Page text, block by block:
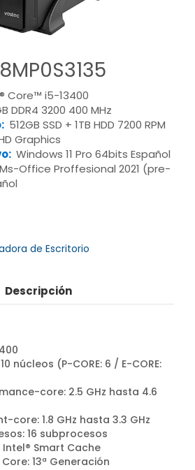
Core™ i5-13400
DDR4 3200 400 MHz
512GB SSD + 1TB HDD 7200 RPM
Graphics
Windows 11 Pro 64bits Español
Ms-Office Proffesional 2021 (pre-
de Escritorio
Descripción
núcleos (P-CORE: 6 / E-CORE:
core: 2.5 GHz hasta 4.6
core: 1.8 GHz hasta 3.3 GHz
16 subprocesos
Intel® Smart Cache
13ª Generación